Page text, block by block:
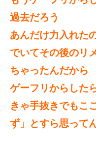
過去だろう
あんだけ力入れた
でいてその後のリ
ちゃったんだから
ゲーフリからした
きゃ手抜きでもこ
ず」とすら思って